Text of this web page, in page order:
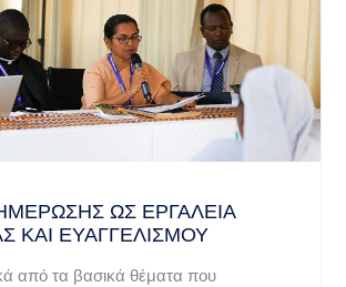
ΩΣ ΕΡΓΑΛΕΊΑ
ΚΑΙ ΕΥΑΓΓΕΛΙΣΜΟΎ
από τα βασικά θέματα που